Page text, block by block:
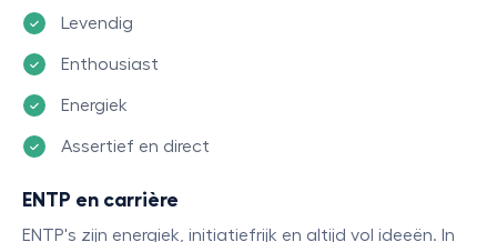
Levendig
Enthousiast
Energiek
Assertief en direct
ENTP en carrière
ENTP's zijn energiek, initiatiefrijk en altijd vol ideeën. In